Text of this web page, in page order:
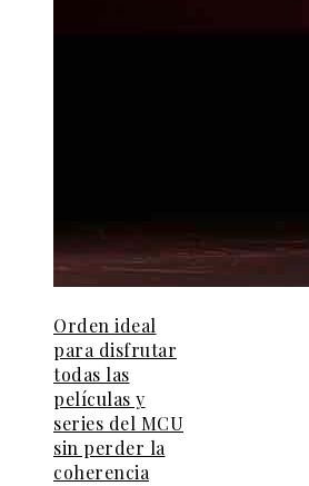
Orden ideal
para disfrutar
todas las
películas y
series del MCU
sin perder la
coherencia